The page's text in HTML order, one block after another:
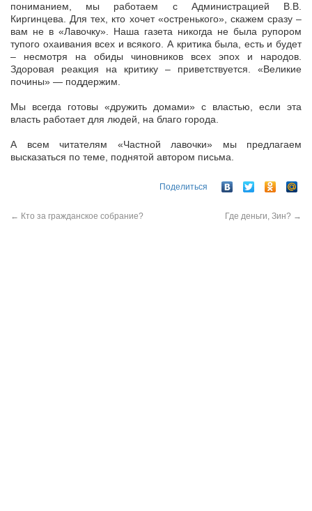
пониманием, мы работаем с Администрацией В.В.
Киргинцева. Для тех, кто хочет «остренького», скажем сразу –
вам не в «Лавочку». Наша газета никогда не была рупором
тупого охаивания всех и всякого. А критика была, есть и будет
– несмотря на обиды чиновников всех эпох и народов.
Здоровая реакция на критику – приветствуется. «Великие
почины» — поддержим.
Мы всегда готовы «дружить домами» с властью, если эта
власть работает для людей, на благо города.
А всем читателям «Частной лавочки» мы предлагаем
высказаться по теме, поднятой автором письма.
Поделиться
← Кто за гражданское собрание? Где деньги, Зин? →